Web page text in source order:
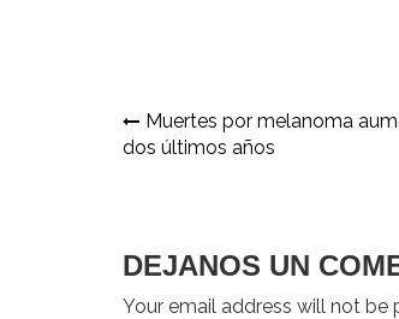
Navegación
de
Muertes por melanoma
dos últimos años
DEJANOS UN
Your email address will not be